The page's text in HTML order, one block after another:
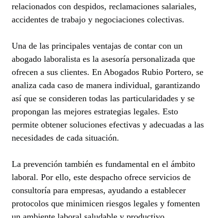
relacionados con despidos, reclamaciones salariales,
accidentes de trabajo y negociaciones colectivas.
Una de las principales ventajas de contar con un
abogado laboralista es la asesoría personalizada que
ofrecen a sus clientes. En Abogados Rubio Portero, se
analiza cada caso de manera individual, garantizando
así que se consideren todas las particularidades y se
propongan las mejores estrategias legales. Esto
permite obtener soluciones efectivas y adecuadas a las
necesidades de cada situación.
La prevención también es fundamental en el ámbito
laboral. Por ello, este despacho ofrece servicios de
consultoría para empresas, ayudando a establecer
protocolos que minimicen riesgos legales y fomenten